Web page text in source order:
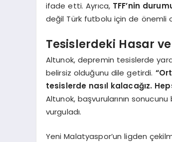
ifade etti. Ayrıca, TFF’nin
değil Türk futbolu için de önemli
Tesislerdeki Hasar
Altunok, depremin tesislerde
belirsiz olduğunu dile getirdi.
tesislerde nasıl kalacağız.
Altunok, başvurularının
vurguladı.
Yeni Malatyaspor’un ligden